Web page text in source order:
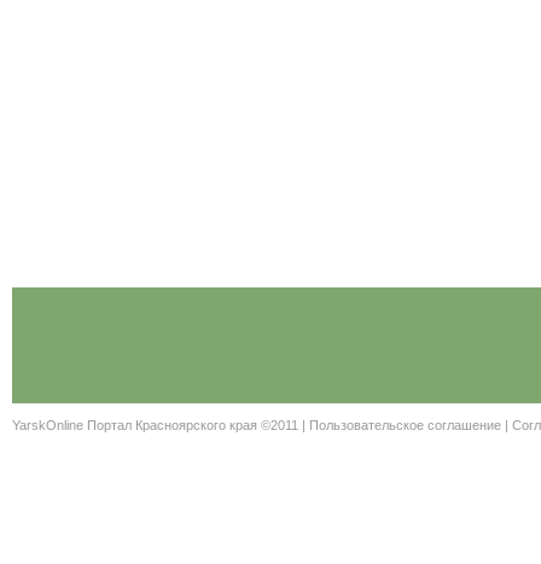
YarskOnline Портал Красноярского края ©2011 | Пользовательское соглашение |